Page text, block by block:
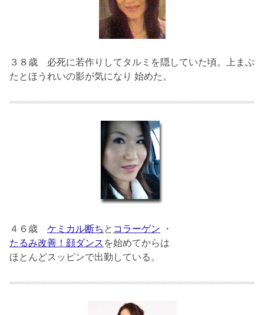
３８歳 必死に若作りしてタルミを隠していた頃。上まぶ
たとほうれいの影が気になり 始めた。
４６歳 ケミカル断ち と コラーゲン ・
たるみ改善！顔ダンス を始めてからは
ほとんどスッピンで出勤している。